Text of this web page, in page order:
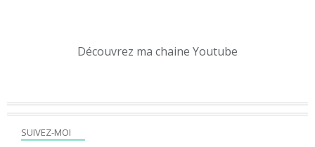
SUIVEZ-MOI
Découvrez ma chaine Youtube